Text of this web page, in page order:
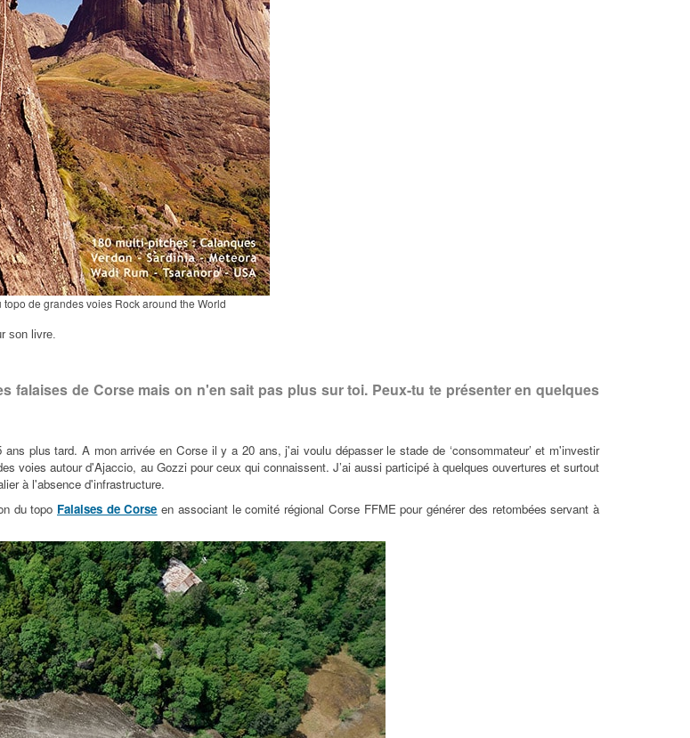
topo de grandes voies Rock around the World
son livre.
falaises de Corse mais on n'en sait pas plus sur toi. Peux-tu te présenter en quelques
plus tard. A mon arrivée en Corse il y a 20 ans, j'ai voulu dépasser le stade de ‘consommateur’ et m'investir
voies autour d'Ajaccio, au Gozzi pour ceux qui connaissent. J’ai aussi participé à quelques ouvertures et surtout
à l'absence d'infrastructure.
du topo Falaises de Corse en associant le comité régional Corse FFME pour générer des retombées servant à